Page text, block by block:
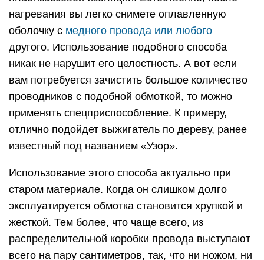
жил
Многие не придают особого значения тому, каким
инструментом пользоваться для снятия
изоляции с жил кабелей. Однако именно
инструмент играет важную роль в долговечности
монтируемого соединения. Для примера можно
рассмотреть вариант с использованием
обычного резака. Если надрезать изоляцию по
всей длине, можно повредить токоведущие
проволоки гибкого кабеля. Если же подрезать
изоляцию вкруговую, то на жилах образуются
канавки, по которым они могут впоследствии
обломиться.